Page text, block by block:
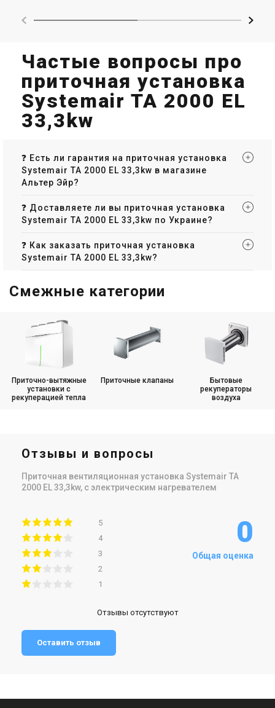
Частые вопросы про
приточная установка
Systemair TA 2000 EL
33,3kw
❓ Есть ли гарантия на приточная установка
Systemair TA 2000 EL 33,3kw в магазине
Альтер Эйр?
❓ Доставляете ли вы приточная установка
Systemair TA 2000 EL 33,3kw по Украине?
❓ Как заказать приточная установка
Systemair TA 2000 EL 33,3kw?
Смежные категории
Приточно-вытяжные
установки с
рекуперацией тепла
Приточные клапаны
Бытовые
рекуператоры
воздуха
Отзывы и вопросы
Приточная вентиляционная установка Systemair TA
2000 EL 33,3kw, с электрическим нагревателем
5
4
3
2
1
0
Общая оценка
Отзывы отсутствуют
Оставить отзыв